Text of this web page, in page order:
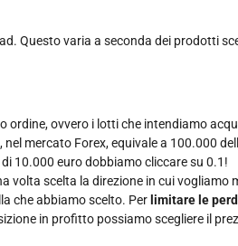
Questo varia a seconda dei prodotti
ordine, ovvero i lotti che intendiamo
mercato Forex, equivale a 100.000
10.000 euro dobbiamo cliccare su 0.1!
volta scelta la direzione in cui vogliamo
che abbiamo scelto. Perlimitare le
in profitto possiamo scegliere il